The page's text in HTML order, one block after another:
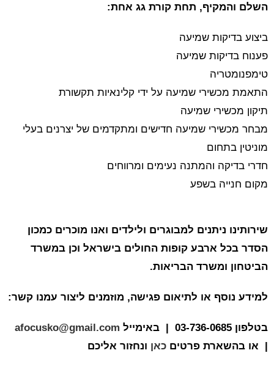
השלם והמקיף, תחת קורת גג אחת:
ביצוע בדיקות שמיעה
פענוח בדיקות שמיעה
טימפנומטריה
התאמת מכשירי שמיעה על ידי קלינאיות תקשורת
תיקון מכשירי שמיעה
מבחר מכשירי שמיעה חדישים ומתקדמים של יצרנים בעלי
מוניטין בתחום
חדרי בדיקה והמתנה נעימים ומרווחים
מקום חנייה בשפע
שירותינו ניתנים למבוגרים ולילדים ואנו מוכרים כמכון
הסדר בכל ארבע קופות החולים בישראל וכן במשרד
הביטחון ומשרד הבריאות.
למידע נוסף או לתיאום פגישה, מוזמנים ליצור עמנו קשר:
בטלפון 03-736-0685 | באימייל
afocusko@gmail.com
| או בהשארת פרטים כאן ונחזור אליכם